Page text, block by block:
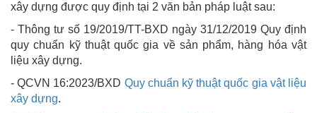
xây dựng được quy định tại 2 văn bản pháp luật sau:
- Thông tư số 19/2019/TT-BXD ngày 31/12/2019 Quy định
quy chuẩn kỹ thuật quốc gia về sản phẩm, hàng hóa vật
liệu xây dựng.
- QCVN 16:2023/BXD Quy chuẩn kỹ thuật quốc gia vật liệu
xây dựng.